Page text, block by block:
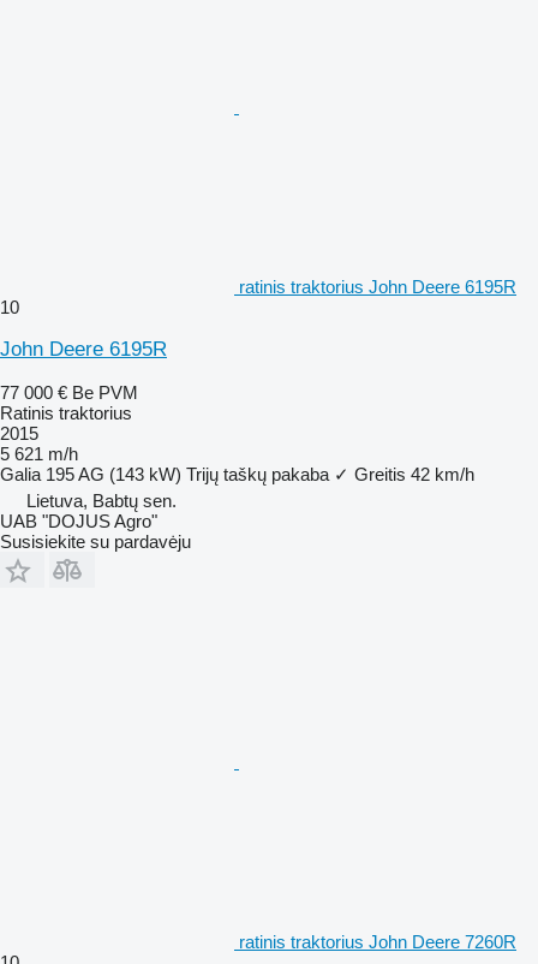
ratinis traktorius John Deere 6195R
10
John Deere 6195R
77 000 € Be PVM
Ratinis traktorius
2015
5 621 m/h
Galia 195 AG (143 kW) Trijų taškų pakaba ✓ Greitis 42 km/h
Lietuva, Babtų sen.
UAB "DOJUS Agro"
Susisiekite su pardavėju
ratinis traktorius John Deere 7260R